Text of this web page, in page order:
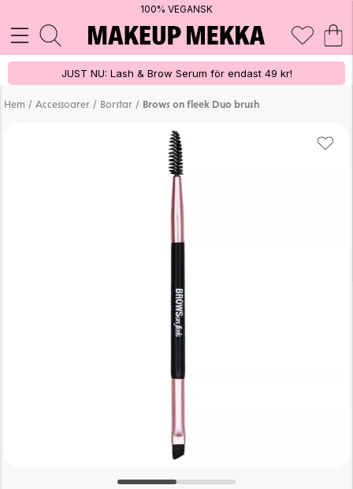
100% VEGANSK
JUST NU: Lash & Brow Serum för endast 49 kr!
Hem / Accessoarer / Borstar / Brows on fleek Duo brush